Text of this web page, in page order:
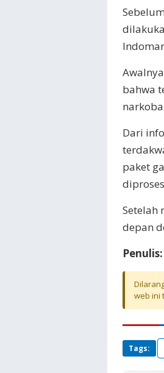
bahwa
Dari
paket
Setelah
depan
web ini
Tags: